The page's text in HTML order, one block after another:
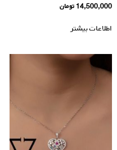
14,500,000 تومان
اطلاعات بیشتر